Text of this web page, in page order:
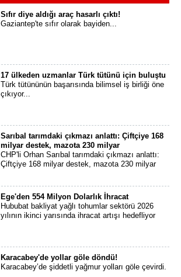
Sıfır diye aldığı araç hasarlı çıktı!
Gaziantep'te sıfır olarak bayiden...
17 ülkeden uzmanlar Türk tütünü için buluştu
Türk tütününün başarısında bilimsel iş birliği öne
çıkıyor...
Sarıbal tarımdaki çıkmazı anlattı: Çiftçiye 168
milyar destek, mazota 230 milyar
CHP'li Orhan Sarıbal tarımdaki çıkmazı anlattı:
Çiftçiye 168 milyar destek, mazota 230 milyar
Ege'den 554 Milyon Dolarlık İhracat
Hububat bakliyat yağlı tohumlar sektörü 2026
yılının ikinci yarısında ihracat artışı hedefliyor
Karacabey'de yollar göle döndü!
Karacabey’de şiddetli yağmur yolları göle çevirdi.